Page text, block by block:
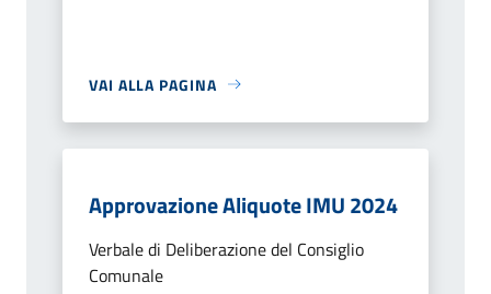
VAI ALLA PAGINA
Approvazione Aliquote IMU 2024
Verbale di Deliberazione del Consiglio
Comunale